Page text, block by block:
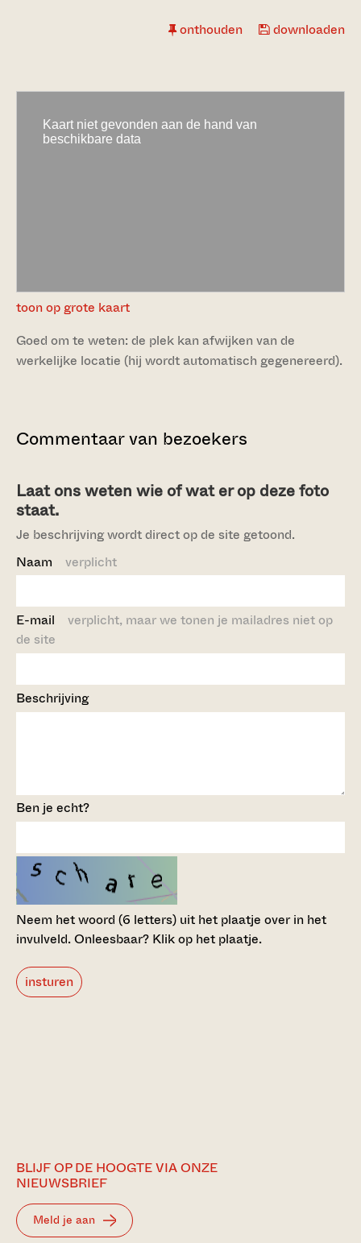
onthouden downloaden
toon op grote kaart
Goed om te weten: de plek kan afwijken van de
werkelijke locatie (hij wordt automatisch gegenereerd).
Commentaar van bezoekers
Laat ons weten wie of wat er op deze foto
staat.
Je beschrijving wordt direct op de site getoond.
Naam verplicht
E-mail verplicht, maar we tonen je mailadres niet op
de site
Beschrijving
Ben je echt?
Neem het woord (6 letters) uit het plaatje over in het
invulveld.Onleesbaar? Klik op het plaatje.
insturen
BLIJF OP DE HOOGTE VIA ONZE
NIEUWSBRIEF
Meld je aan